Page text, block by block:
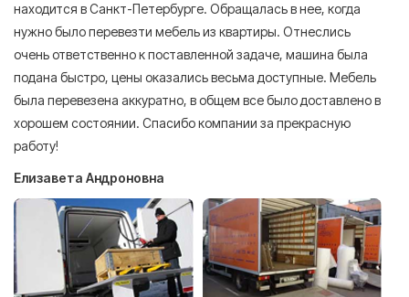
находится в Санкт-Петербурге. Обращалась в нее, когда
нужно было перевезти мебель из квартиры. Отнеслись
очень ответственно к поставленной задаче, машина была
подана быстро, цены оказались весьма доступные. Мебель
была перевезена аккуратно, в общем все было доставлено в
хорошем состоянии. Спасибо компании за прекрасную
работу!
Елизавета Андроновна